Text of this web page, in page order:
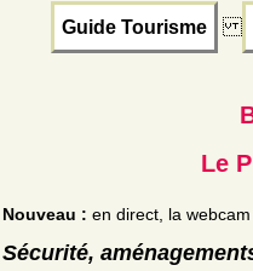
Guide Tourisme
Le
Nouveau : en direct, la
Sécurité,